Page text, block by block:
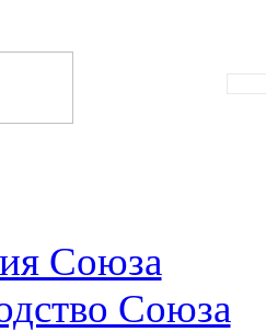
Союза
Союза